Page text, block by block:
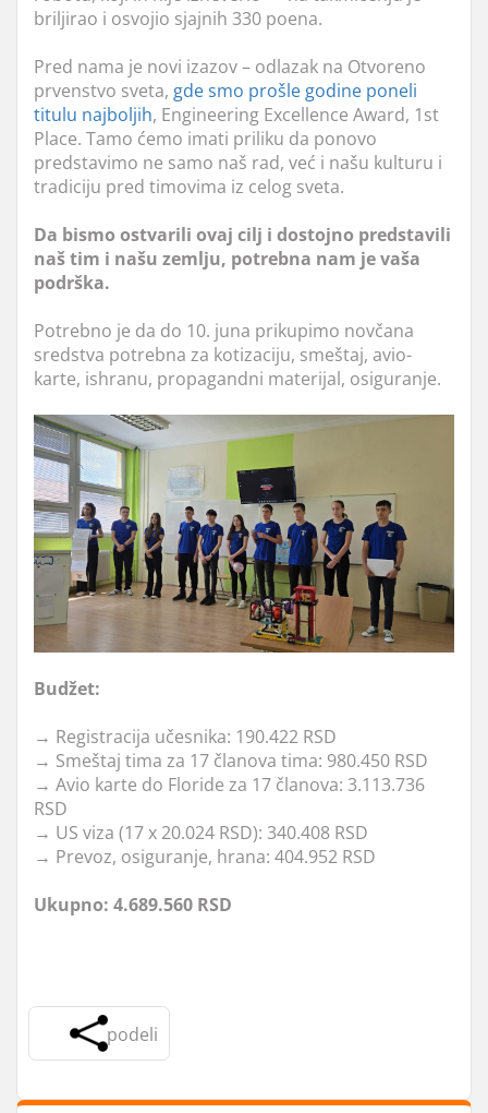
briljirao i osvojio sjajnih 330 poena.
Pred nama je novi izazov – odlazak na Otvoreno
prvenstvo sveta, gde smo prošle godine poneli
titulu najboljih, Engineering Excellence Award, 1st
Place. Tamo ćemo imati priliku da ponovo
predstavimo ne samo naš rad, već i našu kulturu i
tradiciju pred timovima iz celog sveta.
Da bismo ostvarili ovaj cilj i dostojno predstavili
naš tim i našu zemlju, potrebna nam je vaša
podrška.
Potrebno je da do 10. juna prikupimo novčana
sredstva potrebna za kotizaciju, smeštaj, avio-
karte, ishranu, propagandni materijal, osiguranje.
Budžet:
→ Registracija učesnika: 190.422 RSD
→ Smeštaj tima za 17 članova tima: 980.450 RSD
→ Avio karte do Floride za 17 članova: 3.113.736
RSD
→ US viza (17 x 20.024 RSD): 340.408 RSD
→ Prevoz, osiguranje, hrana: 404.952 RSD
Ukupno: 4.689.560 RSD
podeli